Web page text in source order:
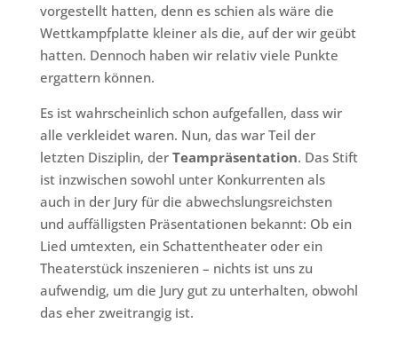
vorgestellt hatten, denn es schien als wäre die
Wettkampfplatte kleiner als die, auf der wir geübt
hatten. Dennoch haben wir relativ viele Punkte
ergattern können.
Es ist wahrscheinlich schon aufgefallen, dass wir
alle verkleidet waren. Nun, das war Teil der
letzten Disziplin, der Teampräsentation. Das Stift
ist inzwischen sowohl unter Konkurrenten als
auch in der Jury für die abwechslungsreichsten
und auffälligsten Präsentationen bekannt: Ob ein
Lied umtexten, ein Schattentheater oder ein
Theaterstück inszenieren – nichts ist uns zu
aufwendig, um die Jury gut zu unterhalten, obwohl
das eher zweitrangig ist.